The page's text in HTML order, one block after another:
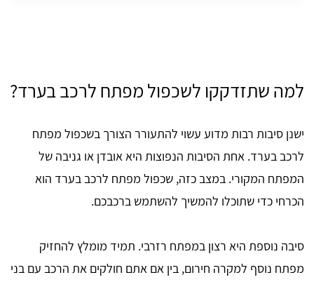
למה שתזדקקו לשכפול מפתח לרכב בערד?
ישנן סיבות רבות מדוע עשוי להתעורר הצורך בשכפול מפתח
לרכב בערד. אחת הסיבות הנפוצות היא אובדן או גניבה של
המפתח המקורי. במצב כזה, שכפול מפתח לרכב בערד הוא
הכרחי כדי שתוכלו להמשיך להשתמש ברכבכם.
סיבה נוספת היא רצון במפתח רזרבי. תמיד מומלץ להחזיק
מפתח נוסף למקרה חירום, בין אם אתם חולקים את הרכב עם בני